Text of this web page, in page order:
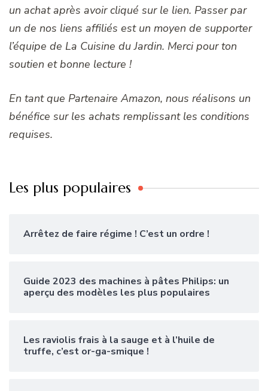
un achat après avoir cliqué sur le lien. Passer par
un de nos liens affiliés est un moyen de supporter
l’équipe de La Cuisine du Jardin. Merci pour ton
soutien et bonne lecture !
En tant que Partenaire Amazon, nous réalisons un
bénéfice sur les achats remplissant les conditions
requises.
Les plus populaires
Arrêtez de faire régime ! C’est un ordre !
Guide 2023 des machines à pâtes Philips: un
aperçu des modèles les plus populaires
Les raviolis frais à la sauge et à l’huile de
truffe, c’est or-ga-smique !